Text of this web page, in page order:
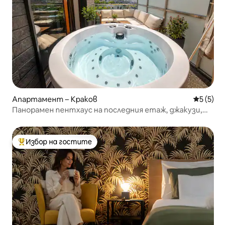
Апартамент – Краков Средна
5 (5)
Панорамен пентхаус на последния етаж, джакузи,
Най-популярен избор на гостите
Избор на гостите